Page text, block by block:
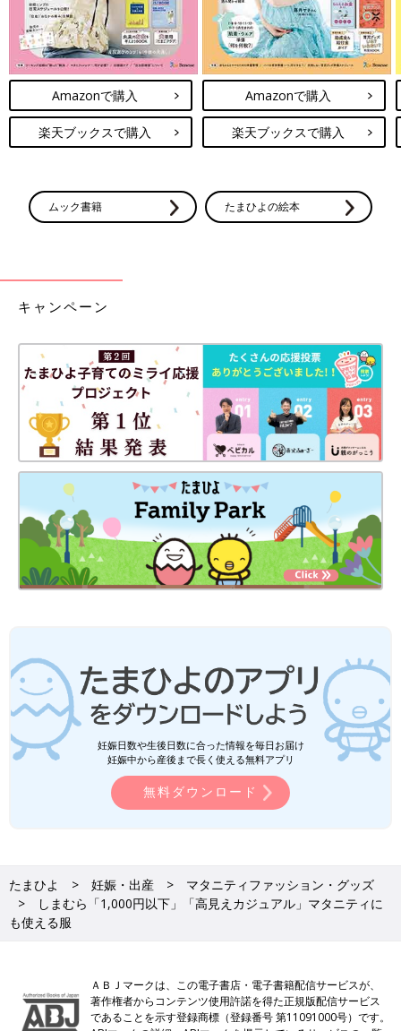
Amazonで購入
楽天ブックスで購入
Amazonで購入
楽天ブックスで購入
ムック書籍 たまひよの絵本
キャンペーン
妊娠日数や生後日数に合った情報を毎日お届け
妊娠中から産後まで長く使える無料アプリ
無料ダウンロード
たまひよ 妊娠・出産
マタニティファッション・グッズ
しまむら「1,000円以下」「高見えカジュアル」マタニティに
も使える服
ＡＢＪマークは、この電子書店・電子書籍配信サービスが、
著作権者からコンテンツ使用許諾を得た正規版配信サービス
であることを示す登録商標（登録番号 第11091000号）です。